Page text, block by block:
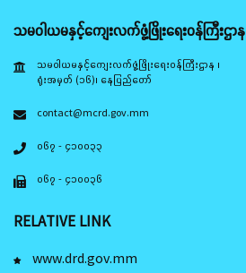
သမဝါယမနှင့်ကျေးလက်ဖွံ့ဖြိုးရေးဝန်ကြီးဌာန
သမဝါယမနှင့်ကျေးလက်ဖွံ့ဖြိုးရေးဝန်ကြီးဌာန ၊
ရုံးအမှတ် (၁၆)၊ နေပြည်တော်
contact@mcrd.gov.mm
၀၆၇ - ၄၁၀၀၃၃
၀၆၇ - ၄၁၀၀၃၆
RELATIVE LINK
www.drd.gov.mm